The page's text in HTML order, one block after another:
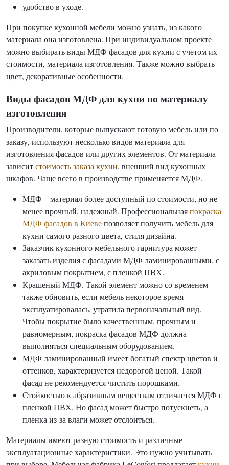
удобство в уходе.
При покупке кухонной мебели можно узнать, из какого
материала она изготовлена. При индивидуальном проекте
можно выбирать виды МДФ фасадов для кухни с учетом их
стоимости, материала изготовления. Также можно выбрать
цвет, декоративные особенности.
Виды фасадов МДФ для кухни по материалу
изготовления
Производители, которые выпускают готовую мебель или по
заказу, используют несколько видов материала для
изготовления фасадов или других элементов. От материала
зависитстоимость заказа кухни, внешний вид кухонных
шкафов. Чаще всего в производстве применяется МДФ.
МДФ – материал более доступный по стоимости, но не
менее прочный, надежный. Профессиональнаяпокраска
МДФ фасадов в Киевепозволяет получить мебель для
кухни самого разного цвета, стиля дизайна.
Заказчик кухонного мебельного гарнитура может
заказать изделия с фасадами МДФ ламинированными, с
акриловым покрытием, с пленкой ПВХ.
Крашеный МДФ. Такой элемент можно со временем
также обновить, если мебель некоторое время
эксплуатировалась, утратила первоначальный вид.
Чтобы покрытие было качественным, прочным и
равномерным, покраска фасадов МДФ должна
выполняться специальным оборудованием.
МДФ ламинированный имеет богатый спектр цветов и
оттенков, характеризуется недорогой ценой. Такой
фасад не рекомендуется чистить порошками.
Стойкостью к абразивным веществам отличается МДФ с
пленкой ПВХ. Но фасад может быстро потускнеть, а
пленка из-за влаги может отслоиться.
Материалы имеют разную стоимость и различные
эксплуатационные характеристики. Это нужно учитывать